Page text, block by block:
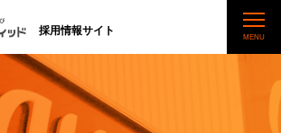
採用情報サイト